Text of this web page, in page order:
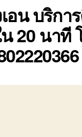
วิน
ปาก
ร่วม
ศรีราชา
|
บริการ
สไลด์
อน บริกา
20 นาที